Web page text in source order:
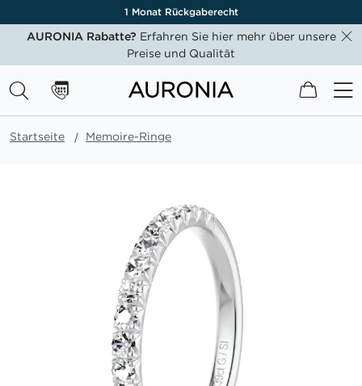
1 Monat Rückgaberecht
AURONIA Rabatte? Erfahren Sie hier mehr über unsere
Preise und Qualität
Mein
Startseite Memoire-Ringe